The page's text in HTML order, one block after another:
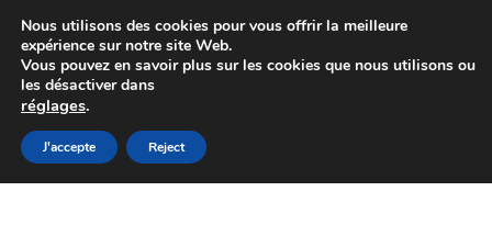
Colissimo livraison à partir de 7 EUR
Du lundi au vendredi de 9 h à 16 h
Aller
à
Aller
au
Nous utilisons des cookies pour vous offrir la meilleure
expérience sur notre site Web.
Vous pouvez en savoir plus sur les cookies que nous utilisons ou
les désactiver dans
réglages.
J'accepte Reject